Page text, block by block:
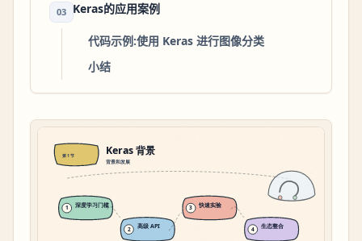
03 Keras的应用案例
代码示例:使用 Keras 进行图像分类
小结